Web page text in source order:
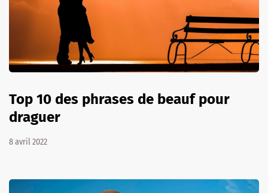
Top 10 des phrases de beauf pour
draguer
8 avril 2022